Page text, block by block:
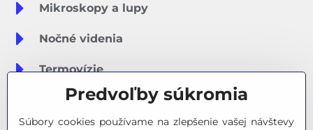
Mikroskopy a lupy
Nočné videnia
Termovízie
Meteostanice
Predvoľby súkromia
Súbory cookies používame na zlepšenie vašej návštevy